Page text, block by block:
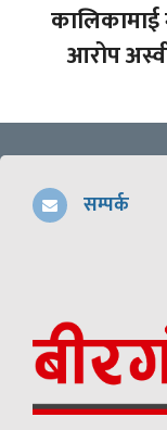
कालिकामाई
आरोप
सम्पर्क